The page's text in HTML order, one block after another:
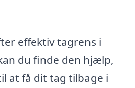
effektiv tagrens i
du finde den hjælp,
at få dit tag tilbage i